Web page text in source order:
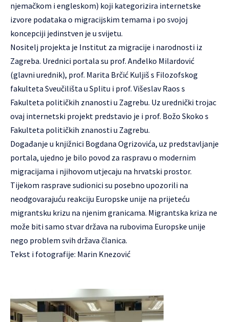
njemačkom i engleskom) koji kategorizira internetske
izvore podataka o migracijskim temama i po svojoj
koncepciji jedinstven je u svijetu.
Nositelj projekta je Institut za migracije i narodnosti iz
Zagreba. Urednici portala su prof. Anđelko Milardović
(glavni urednik), prof. Marita Brčić Kuljiš s Filozofskog
fakulteta Sveučilišta u Splitu i prof. Višeslav Raos s
Fakulteta političkih znanosti u Zagrebu. Uz urednički trojac
ovaj internetski projekt predstavio je i prof. Božo Skoko s
Fakulteta političkih znanosti u Zagrebu.
Događanje u knjižnici Bogdana Ogrizovića, uz predstavljanje
portala, ujedno je bilo povod za raspravu o modernim
migracijama i njihovom utjecaju na hrvatski prostor.
Tijekom rasprave sudionici su posebno upozorili na
neodgovarajuću reakciju Europske unije na prijeteću
migrantsku krizu na njenim granicama. Migrantska kriza ne
može biti samo stvar država na rubovima Europske unije
nego problem svih država članica.
Tekst i fotografije: Marin Knezović